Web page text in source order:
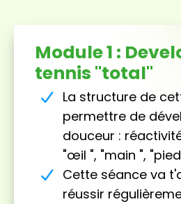
Module 1 :
tennis "total"
La structure de
permettre de
douceur :
"œil ", "main ",
Cette séance va
réussir